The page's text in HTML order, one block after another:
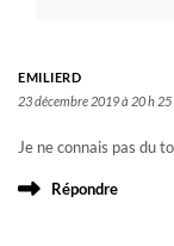
EMILIERD
23 décembre 2019 à 20 h
Je ne connais pas du
Répondre